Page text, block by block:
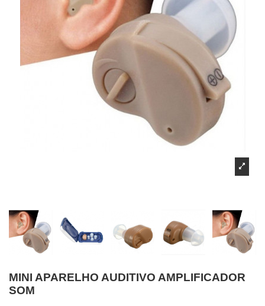
MINI APARELHO AUDITIVO AMPLIFICADOR
SOM